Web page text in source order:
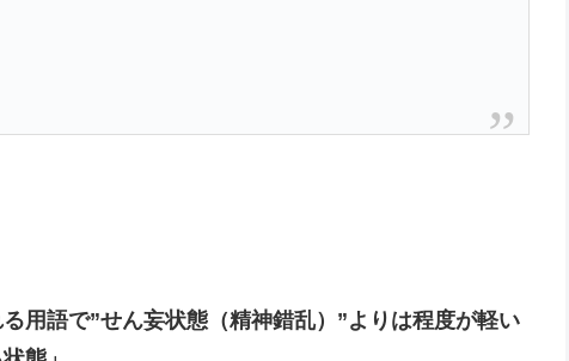
用語で”せん妄状態（精神錯乱）”よりは程度が軽い